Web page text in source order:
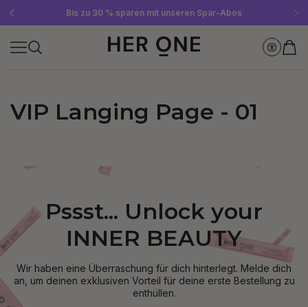
Gratis SLEEP WELL ab 69 € MBW - nur solange der Vorrat reicht!
Jetzt Newsletter abonnieren und 10 €-Gutschein sichern
Bis zu 30 % sparen mit unseren Spar-Abos
VIP Langing Page - 01
Pssst... Unlock your
INNER BEAUTY
Wir haben eine Überraschung für dich hinterlegt. Melde dich
an, um deinen exklusiven Vorteil für deine erste Bestellung zu
enthüllen.